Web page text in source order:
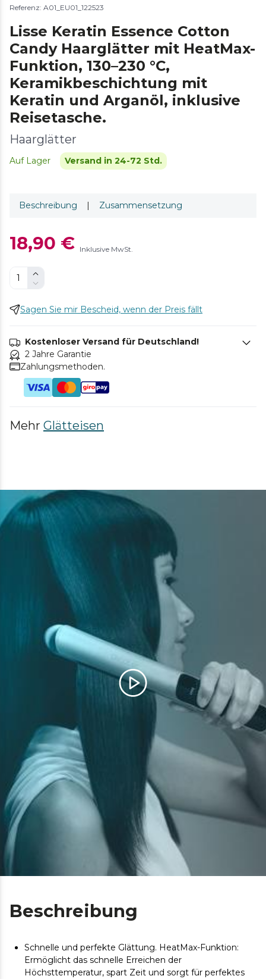
Referenz: A01_EU01_122523
Lisse Keratin Essence Cotton
Candy Haarglätter mit HeatMax-
Funktion, 130–230 °C,
Keramikbeschichtung mit
Keratin und Arganöl, inklusive
Reisetasche.
Haarglätter
Auf Lager Versand in 24-72 Std.
Beschreibung | Zusammensetzung
18,90 € Inklusive MwSt.
Sagen Sie mir Bescheid, wenn der Preis fällt
Kostenloser Versand für Deutschland!
2 Jahre Garantie
Zahlungsmethoden.
Mehr Glätteisen
Beschreibung
Schnelle und perfekte Glättung. HeatMax-Funktion:
Ermöglicht das schnelle Erreichen der
Höchsttemperatur, spart Zeit und sorgt für perfektes